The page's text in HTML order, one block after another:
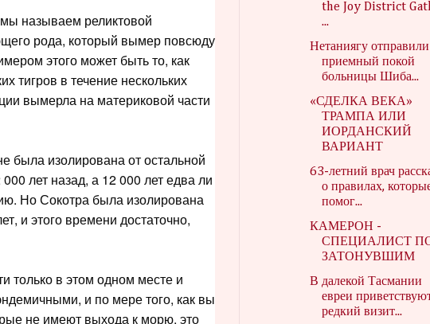
называем реликтовой
рода, который вымер повсюду
этого может быть то, как
тигров в течение нескольких
вымерла на материковой части
была изолирована от остальной
лет назад, а 12 000 лет едва ли
Но Сокотра была изолирована
и этого времени достаточно,
только в этом одном месте и
и по мере того, как вы
не имеют выхода к морю, это
the Joy District
...
Нетаниягу
приемный покой
больницы Шиба...
«СДЕЛКА ВЕКА»
ТРАМПА ИЛИ
ИОРДАНСКИЙ
ВАРИАНТ
63-летний врач
о правилах,
помог...
КАМЕРОН -
СПЕЦИАЛИСТ
ЗАТОНУВШИМ
В далекой Тасмании
евреи
редкий визит...